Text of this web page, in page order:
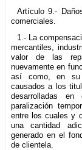
Artículo 9.-
comerciales.
1.- La
mercantiles,
valor de las
nuevamente en
así como, en su
causados a los
desarrolladas
paralización
entre los cuales y
una cantidad
generado en el
de clientela.